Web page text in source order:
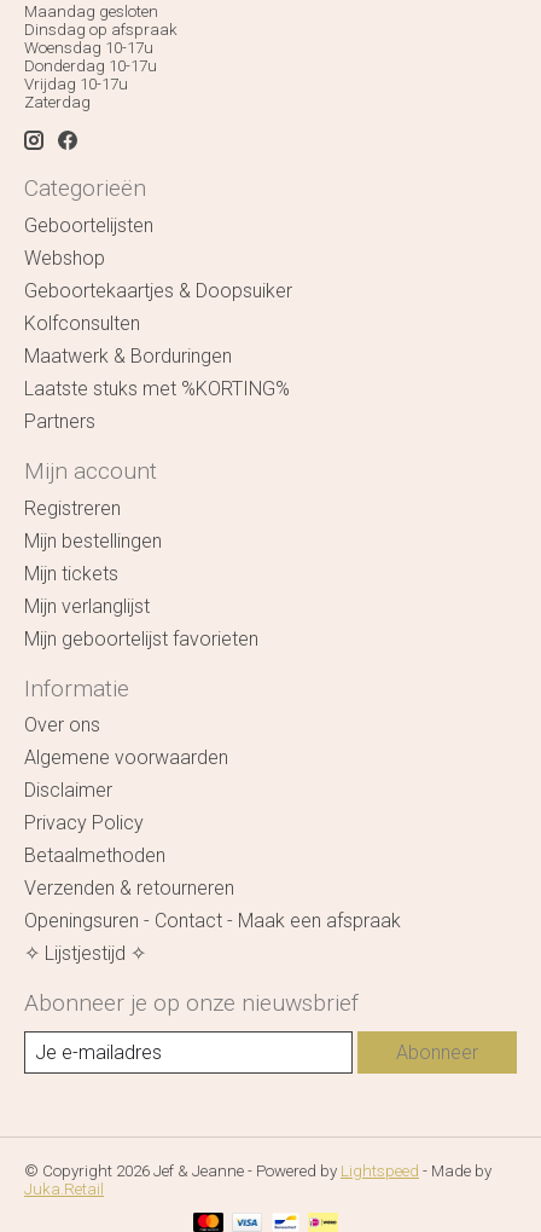
Maandag gesloten
Dinsdag op afspraak
Woensdag 10-17u
Donderdag 10-17u
Vrijdag 10-17u
Zaterdag
Categorieën
Geboortelijsten
Webshop
Geboortekaartjes & Doopsuiker
Kolfconsulten
Maatwerk & Borduringen
Laatste stuks met %KORTING%
Partners
Mijn account
Registreren
Mijn bestellingen
Mijn tickets
Mijn verlanglijst
Mijn geboortelijst favorieten
Informatie
Over ons
Algemene voorwaarden
Disclaimer
Privacy Policy
Betaalmethoden
Verzenden & retourneren
Openingsuren - Contact - Maak een afspraak
✧ Lijstjestijd ✧
Abonneer je op onze nieuwsbrief
Abonneer
© Copyright 2026 Jef & Jeanne - Powered by Lightspeed - Made by
Juka.Retail